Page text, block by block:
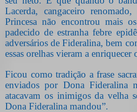
Lacerda, cangaceiro
Princesa não encontrou mais
padecido de estranha febre
adversários de Fideralina, bem
essas orelhas vieram a enriquecer
Ficou como tradição a frase
enviados por Dona Fideralina
atacavam os inimigos da velha
Dona Fideralina mandou”.